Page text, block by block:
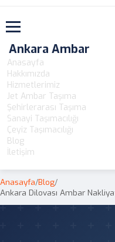
Toggle navigation
Ankara Ambar
Anasayfa
Hakkımızda
Hizmetlerimiz
Jet Ambar Taşıma
Şehirlerarası Taşıma
Sanayi Taşımacılığı
Çeyiz Taşımacılığı
Blog
İletişim
Anasayfa/Blog/
Ankara Dilovası Ambar